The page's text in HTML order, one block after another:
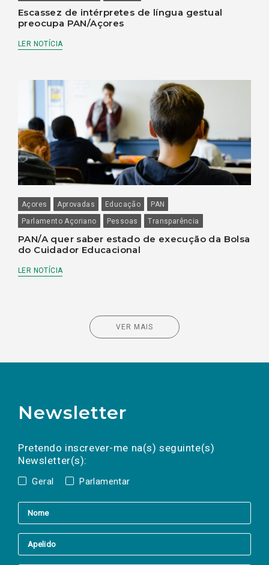
Escassez de intérpretes de língua gestual
preocupa PAN/Açores
LER NOTÍCIA
Açores Aprovadas Educação
PAN
Parlamento Açoriano
Pessoas Transparência
PAN/A quer saber estado de execução da Bolsa
do Cuidador Educacional
LER NOTÍCIA
VER MAIS
Newsletter
Pretendo inscrever-me na(s) seguinte(s)
Newsletter(s):
Geral Parlamentar
a(s) newsletter(s).
mail